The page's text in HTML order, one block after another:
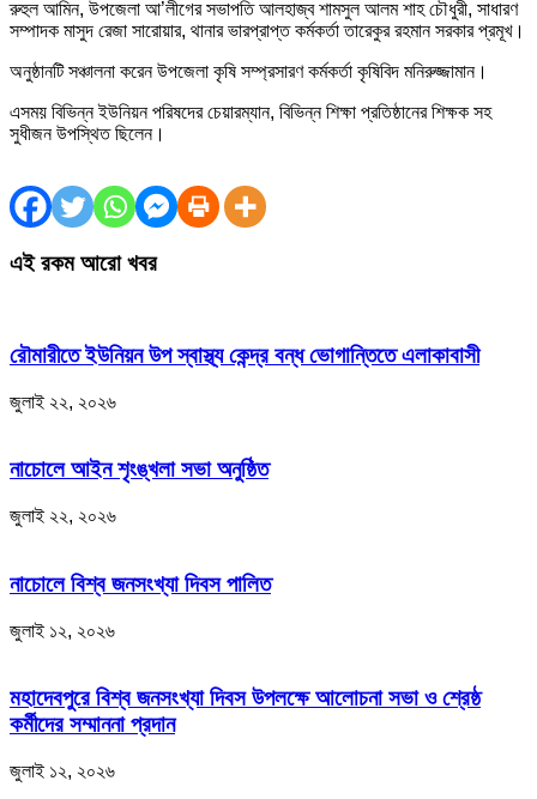
রুহুল আমিন, উপজেলা আ’লীগের সভাপতি আলহাজ্ব শামসুল আলম শাহ চৌধুরী, সাধারণ
সম্পাদক মাসুদ রেজা সারোয়ার, থানার ভারপ্রাপ্ত কর্মকর্তা তারেকুর রহমান সরকার প্রমূখ।
অনুষ্ঠানটি সঞ্চালনা করেন উপজেলা কৃষি সম্প্রসারণ কর্মকর্তা কৃষিবিদ মনিরুজ্জামান।
এসময় বিভিন্ন ইউনিয়ন পরিষদের চেয়ারম্যান, বিভিন্ন শিক্ষা প্রতিষ্ঠানের শিক্ষক সহ
সুধীজন উপস্থিত ছিলেন।
এই রকম আরো খবর
রৌমারীতে ইউনিয়ন উপ স্বাস্থ্য কেন্দ্র বন্ধ ভোগান্তিতে এলাকাবাসী
জুলাই ২২, ২০২৬
নাচোলে আইন শৃংঙ্খলা সভা অনুষ্ঠিত
জুলাই ২২, ২০২৬
নাচোলে বিশ্ব জনসংখ্যা দিবস পালিত
জুলাই ১২, ২০২৬
মহাদেবপুরে বিশ্ব জনসংখ্যা দিবস উপলক্ষে আলোচনা সভা ও শ্রেষ্ঠ
কর্মীদের সম্মাননা প্রদান
জুলাই ১২, ২০২৬